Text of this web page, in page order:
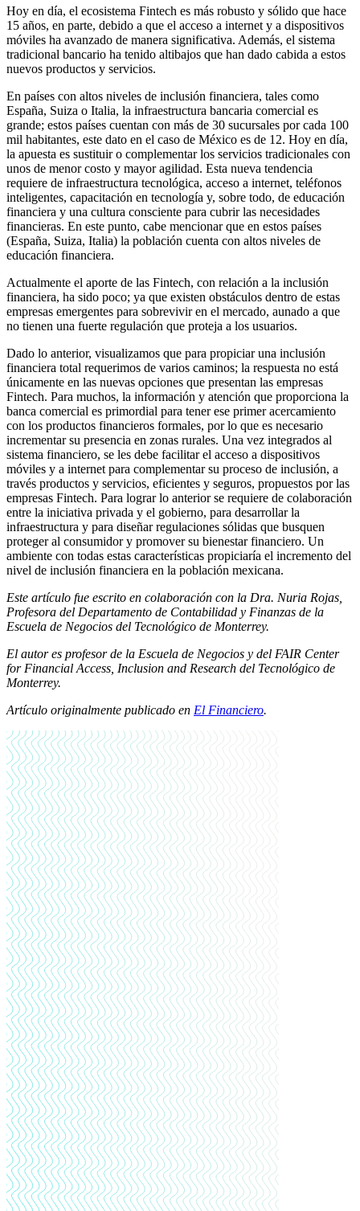
Hoy en día, el ecosistema Fintech es más robusto y sólido que hace
15 años, en parte, debido a que el acceso a internet y a dispositivos
móviles ha avanzado de manera significativa. Además, el sistema
tradicional bancario ha tenido altibajos que han dado cabida a estos
nuevos productos y servicios.
En países con altos niveles de inclusión financiera, tales como
España, Suiza o Italia, la infraestructura bancaria comercial es
grande; estos países cuentan con más de 30 sucursales por cada 100
mil habitantes, este dato en el caso de México es de 12. Hoy en día,
la apuesta es sustituir o complementar los servicios tradicionales con
unos de menor costo y mayor agilidad. Esta nueva tendencia
requiere de infraestructura tecnológica, acceso a internet, teléfonos
inteligentes, capacitación en tecnología y, sobre todo, de educación
financiera y una cultura consciente para cubrir las necesidades
financieras. En este punto, cabe mencionar que en estos países
(España, Suiza, Italia) la población cuenta con altos niveles de
educación financiera.
Actualmente el aporte de las Fintech, con relación a la inclusión
financiera, ha sido poco; ya que existen obstáculos dentro de estas
empresas emergentes para sobrevivir en el mercado, aunado a que
no tienen una fuerte regulación que proteja a los usuarios.
Dado lo anterior, visualizamos que para propiciar una inclusión
financiera total requerimos de varios caminos; la respuesta no está
únicamente en las nuevas opciones que presentan las empresas
Fintech. Para muchos, la información y atención que proporciona la
banca comercial es primordial para tener ese primer acercamiento
con los productos financieros formales, por lo que es necesario
incrementar su presencia en zonas rurales. Una vez integrados al
sistema financiero, se les debe facilitar el acceso a dispositivos
móviles y a internet para complementar su proceso de inclusión, a
través productos y servicios, eficientes y seguros, propuestos por las
empresas Fintech. Para lograr lo anterior se requiere de colaboración
entre la iniciativa privada y el gobierno, para desarrollar la
infraestructura y para diseñar regulaciones sólidas que busquen
proteger al consumidor y promover su bienestar financiero. Un
ambiente con todas estas características propiciaría el incremento del
nivel de inclusión financiera en la población mexicana.
Este artículo fue escrito en colaboración con la Dra. Nuria Rojas,
Profesora del Departamento de Contabilidad y Finanzas de la
Escuela de Negocios del Tecnológico de Monterrey.
El autor es profesor de la Escuela de Negocios y del FAIR Center
for Financial Access, Inclusion and Research del Tecnológico de
Monterrey.
Artículo originalmente publicado en El Financiero.